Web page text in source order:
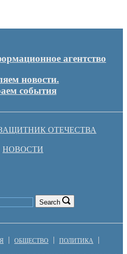
агентство
новости.
события
ОТЕЧЕСТВА
НОВОСТИ
Search
ОБЩЕСТВО ПОЛИТИКА